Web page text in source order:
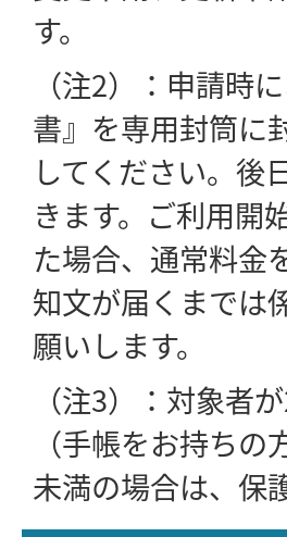
す。
（注2）：申請時
書』を専用封筒に
してください。後
きます。ご利用開
た場合、通常料金
知文が届くまでは
願いします。
（注3）：対象者
（手帳をお持ち
未満の場合は、保